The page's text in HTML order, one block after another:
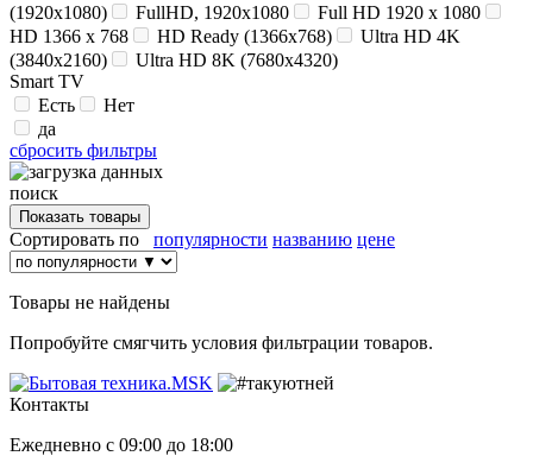
(1920x1080)
FullHD, 1920x1080
Full HD 1920 x 1080
HD 1366 x 768
HD Ready (1366x768)
Ultra HD 4K
(3840x2160)
Ultra HD 8K (7680x4320)
Smart TV
Есть
Нет
да
сбросить фильтры
поиск
Сортировать по популярности названию цене
Товары не найдены
Попробуйте смягчить условия фильтрации товаров.
Контакты
Ежедневно с 09:00 до 18:00